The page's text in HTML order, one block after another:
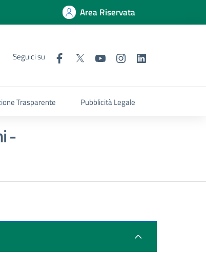
Area Riservata
Seguici su
Trasparente Pubblicità Legale
-